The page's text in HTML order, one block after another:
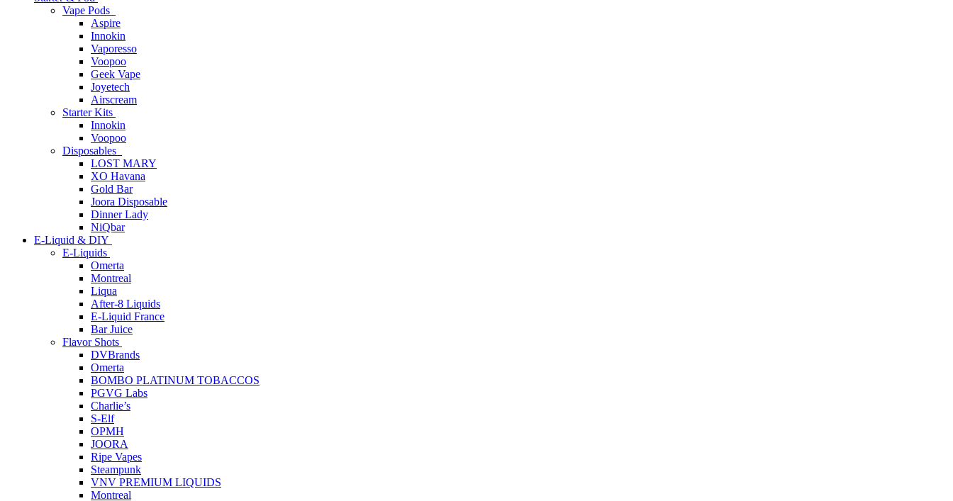
Vape Pods
Aspire
Innokin
Vaporesso
Voopoo
Geek Vape
Joyetech
Airscream
Starter Kits
Innokin
Voopoo
Disposables
LOST MARY
XO Havana
Gold Bar
Joora Disposable
Dinner Lady
NiQbar
E-Liquid & DIY
E-Liquids
Omerta
Montreal
Liqua
After-8 Liquids
E-Liquid France
Bar Juice
Flavor Shots
DVBrands
Omerta
BOMBO PLATINUM TOBACCOS
PGVG Labs
Charlie’s
S-Elf
OPMH
JOORA
Ripe Vapes
Steampunk
VNV PREMIUM LIQUIDS
Montreal